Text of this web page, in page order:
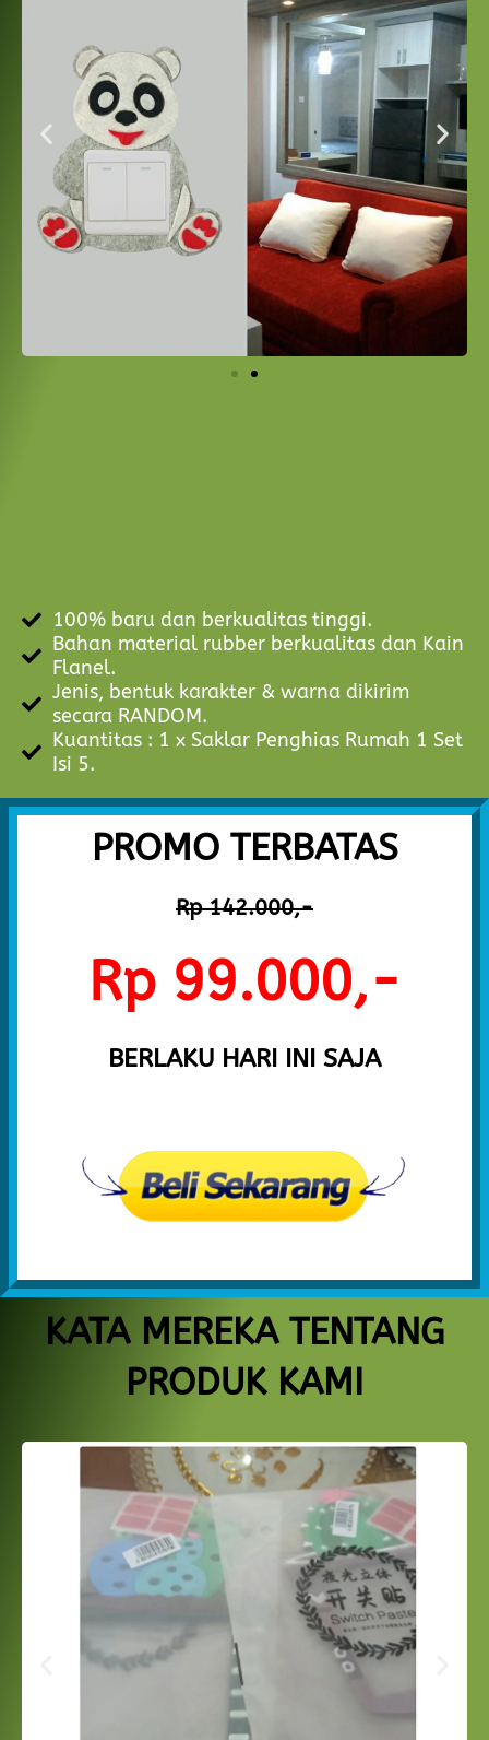
100% baru dan berkualitas tinggi.
Bahan material rubber berkualitas dan Kain
Flanel.
Jenis, bentuk karakter & warna dikirim
secara RANDOM.
Kuantitas : 1 x Saklar Penghias Rumah 1 Set
Isi 5.
PROMO TERBATAS
Rp 142.000,-
Rp 99.000,-
BERLAKU HARI INI SAJA
KATA MEREKA TENTANG
PRODUK KAMI